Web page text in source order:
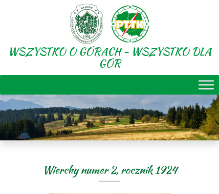
WSZYSTKO O GÓRACH - WSZYSTKO DLA
GÓR
Wierchy numer 2, rocznik 1924